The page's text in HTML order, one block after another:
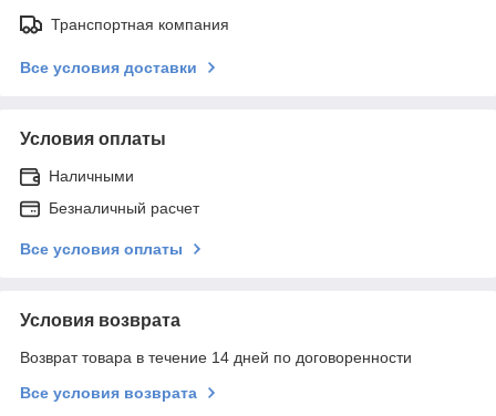
Транспортная компания
Все условия доставки
Условия оплаты
Наличными
Безналичный расчет
Все условия оплаты
Условия возврата
Возврат товара в течение 14 дней по договоренности
Все условия возврата